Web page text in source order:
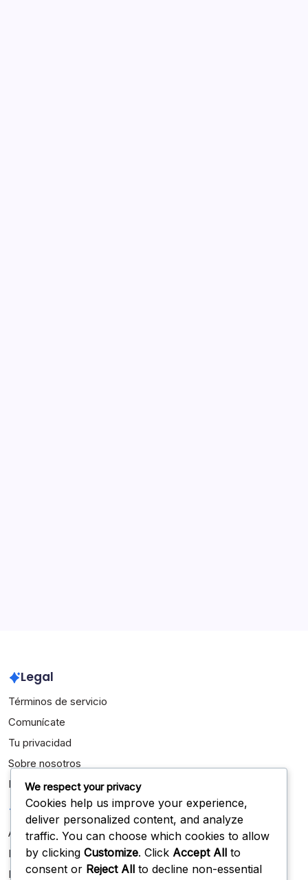
Legal
Términos de servicio
Comunícate
Tu privacidad
Sobre nosotros
Política de cookies
Categorías
Aspectos destacados de la carrera
Biografías de Jugadores
Logros Internacionales
We respect your privacy
Cookies help us improve your experience,
deliver personalized content, and analyze
traffic. You can choose which cookies to allow
by clicking Customize. Click Accept All to
consent or Reject All to decline non-essential